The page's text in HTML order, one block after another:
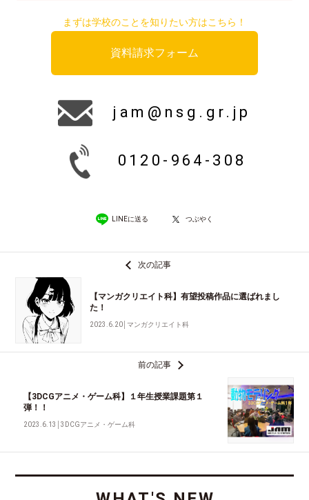
まずは学校のことを知りたい方はこちら！
資料請求フォーム
jam@nsg.gr.jp
0120-964-308
LINEに送る つぶやく
次の記事
【マンガクリエイト科】有望投稿作品に選ばれまし
た！
2023.6.20 │マンガクリエイト科
前の記事
【3DCGアニメ・ゲーム科】１年生授業課題第１
弾！！
2023.6.13 │3DCGアニメ・ゲーム科